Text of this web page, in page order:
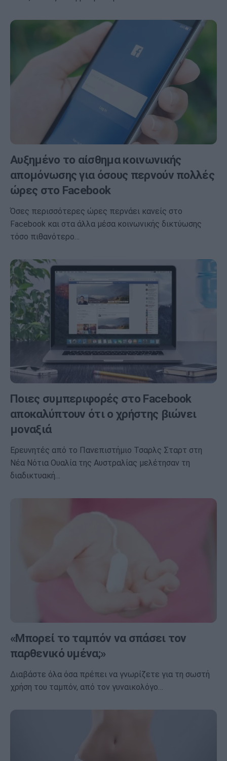
Αυξημένο το αίσθημα κοινωνικής
απομόνωσης για όσους περνούν πολλές
ώρες στο Facebook
Όσες περισσότερες ώρες περνάει κανείς στο
Facebook και στα άλλα μέσα κοινωνικής δικτύωσης
τόσο πιθανότερο…
Ποιες συμπεριφορές στο Facebook
αποκαλύπτουν ότι ο χρήστης βιώνει
μοναξιά
Ερευνητές από το Πανεπιστήμιο Τσαρλς Σταρτ στη
Νέα Νότια Ουαλία της Αυστραλίας μελέτησαν τη
διαδικτυακή…
«Μπορεί το ταμπόν να σπάσει τον
παρθενικό υμένα;»
Διαβάστε όλα όσα πρέπει να γνωρίζετε για τη σωστή
χρήση του ταμπόν, από τον γυναικολόγο…